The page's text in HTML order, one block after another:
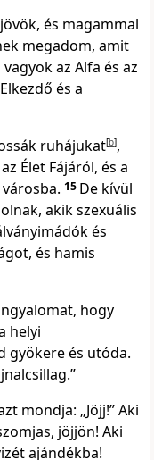
és magammal
megadom, amit
vagyok az Alfa és az
és a
ruhájukat[b],
Élet Fájáról, és a
15 De kívül
akik szexuális
és
és hamis
hogy
helyi
gyökere és utóda.
mondja: „Jöjj!” Aki
jöjjön! Aki
ajándékba!